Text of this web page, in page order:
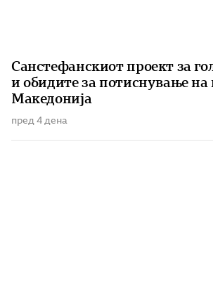
Санстефанскиот проект за
и обидите за потиснување на
Македонија
пред 4 дена